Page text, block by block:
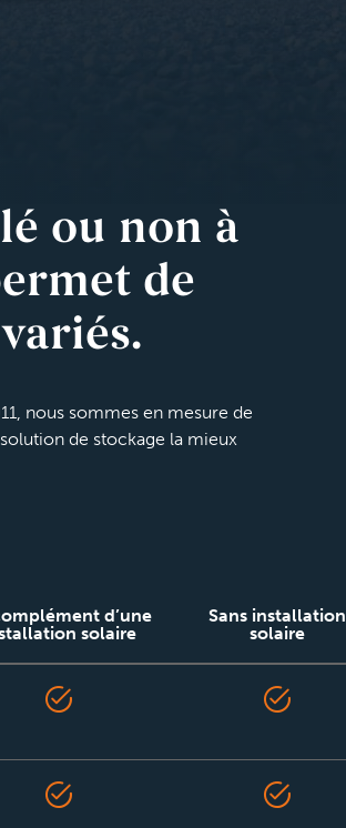
ou non à
de
nous sommes en mesure de
de stockage la mieux
d’une
solaire
Sans installation
solaire